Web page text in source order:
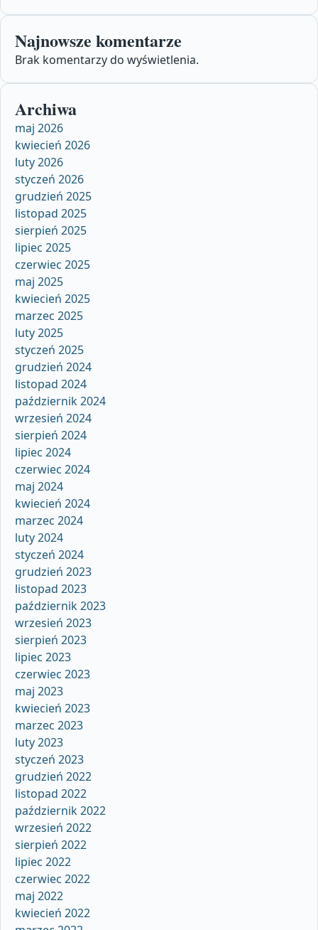
Najnowsze komentarze
Brak komentarzy do wyświetlenia.
Archiwa
maj 2026
kwiecień 2026
luty 2026
styczeń 2026
grudzień 2025
listopad 2025
sierpień 2025
lipiec 2025
czerwiec 2025
maj 2025
kwiecień 2025
marzec 2025
luty 2025
styczeń 2025
grudzień 2024
listopad 2024
październik 2024
wrzesień 2024
sierpień 2024
lipiec 2024
czerwiec 2024
maj 2024
kwiecień 2024
marzec 2024
luty 2024
styczeń 2024
grudzień 2023
listopad 2023
październik 2023
wrzesień 2023
sierpień 2023
lipiec 2023
czerwiec 2023
maj 2023
kwiecień 2023
marzec 2023
luty 2023
styczeń 2023
grudzień 2022
listopad 2022
październik 2022
wrzesień 2022
sierpień 2022
lipiec 2022
czerwiec 2022
maj 2022
kwiecień 2022